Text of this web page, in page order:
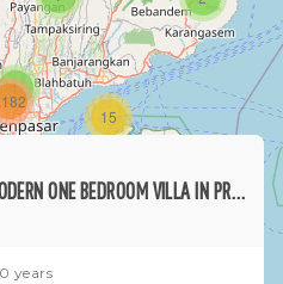
1
15
UPCOMING MODERN ONE BEDROOM VILLA IN PREMIUM UBUD LIFESTYLE COMPLEX
years